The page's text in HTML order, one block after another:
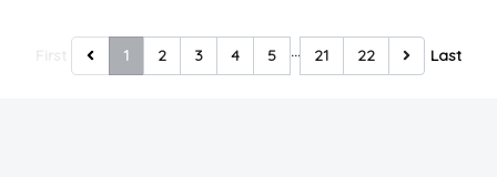
1 2 3 4 5 … 21 22 Last